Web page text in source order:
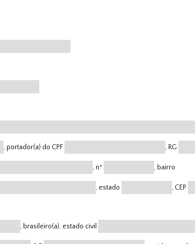
, portador(a) do CPF , RG
, nº , bairro
, estado , CEP
, brasileiro(a), estado civil